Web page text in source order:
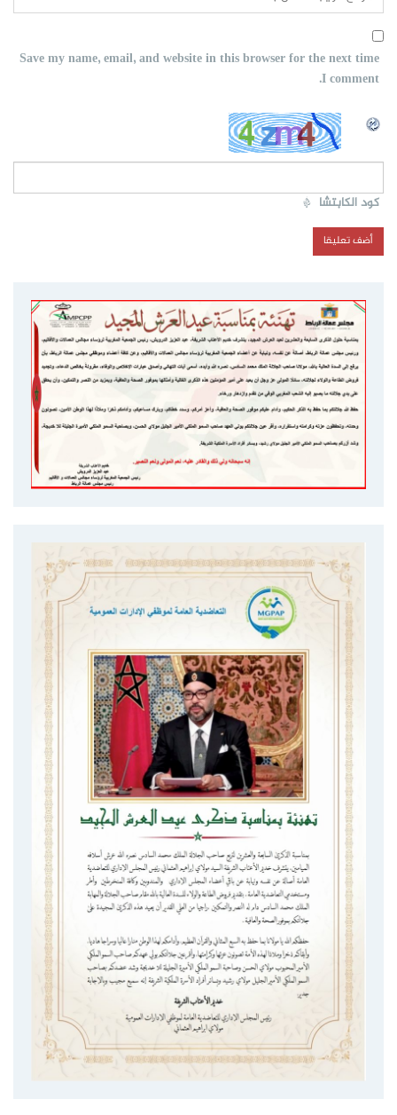
Save my name, email, and website in this browser for the next time
I comment.
كود الكابتشا *